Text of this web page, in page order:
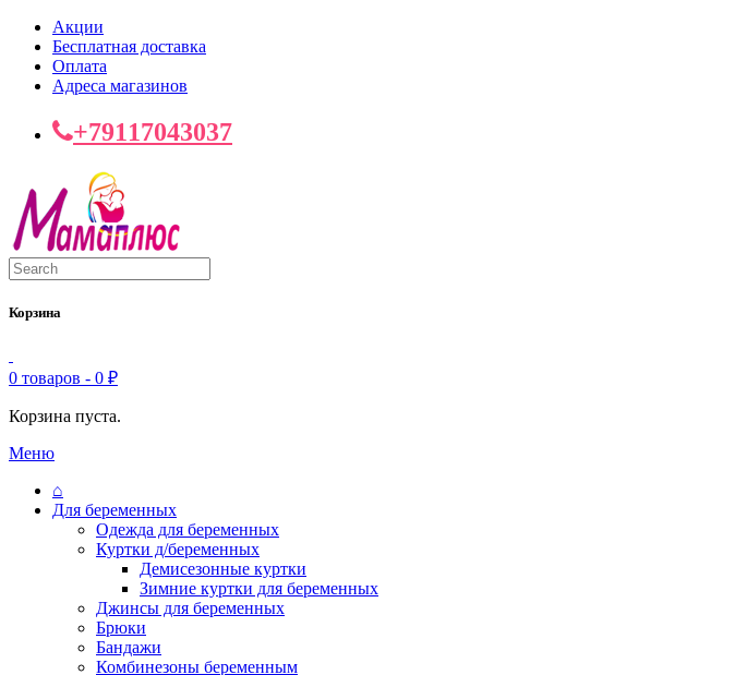
Акции
Бесплатная доставка
Оплата
Адреса магазинов
+79117043037
Корзина
0 товаров - 0 ₽
Корзина пуста.
Меню
⌂
Для беременных
Одежда для беременных
Куртки д/беременных
Демисезонные куртки
Зимние куртки для беременных
Джинсы для беременных
Брюки
Бандажи
Комбинезоны беременным